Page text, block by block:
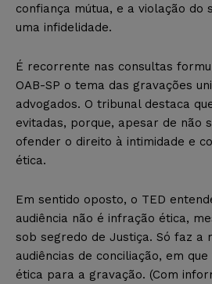
confiança mútua, e a violação do
uma infidelidade.
É recorrente nas consultas
OAB-SP o tema das gravações
advogados. O tribunal destaca
evitadas, porque, apesar de não
ofender o direito à intimidade e
ética.
Em sentido oposto, o TED
audiência não é infração ética,
sob segredo de Justiça. Só faz a
audiências de conciliação, em
ética para a gravação. (Com